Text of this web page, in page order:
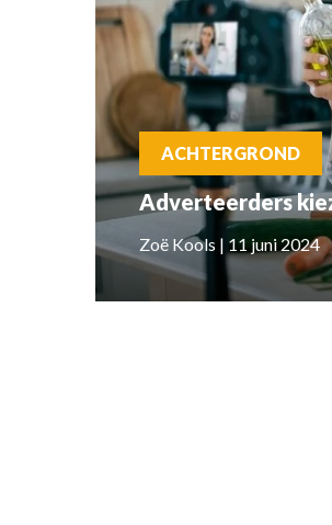
ACHTERGROND
Adverteerders
Zoë Kools | 11 juni 2024